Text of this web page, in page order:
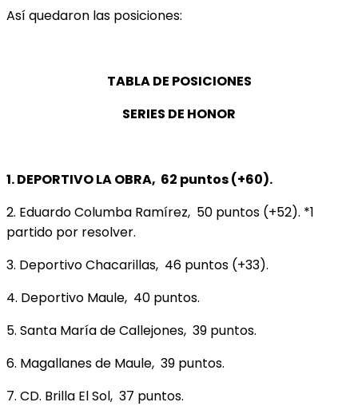
Así quedaron las posiciones:
TABLA DE POSICIONES
SERIES DE HONOR
1. DEPORTIVO LA OBRA, 62 puntos (+60).
2. Eduardo Columba Ramírez, 50 puntos (+52). *1
partido por resolver.
3. Deportivo Chacarillas, 46 puntos (+33).
4. Deportivo Maule, 40 puntos.
5. Santa María de Callejones, 39 puntos.
6. Magallanes de Maule, 39 puntos.
7. CD. Brilla El Sol, 37 puntos.